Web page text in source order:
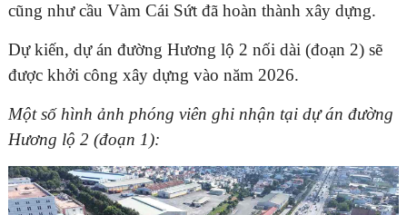
cũng như cầu Vàm Cái Sứt đã hoàn thành xây dựng.
Dự kiến, dự án đường Hương lộ 2 nối dài (đoạn 2) sẽ
được khởi công xây dựng vào năm 2026.
Một số hình ảnh phóng viên ghi nhận tại dự án đường
Hương lộ 2 (đoạn 1):
ĐĂNG KÝ TƯ VẤN MIỄN PHÍ